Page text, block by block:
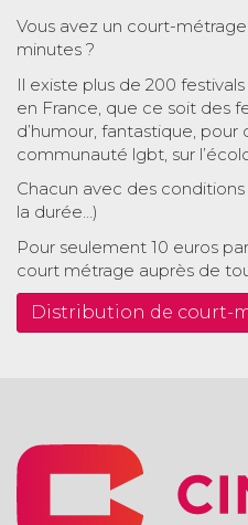
Vous avez un court-
minutes ?
Il existe plus de 200
en France, que ce soit des
d’humour, fantastique, pour
communauté lgbt, sur
Chacun avec des
la durée…)
Pour seulement 10 euros
court métrage auprès de
Distribution de court-